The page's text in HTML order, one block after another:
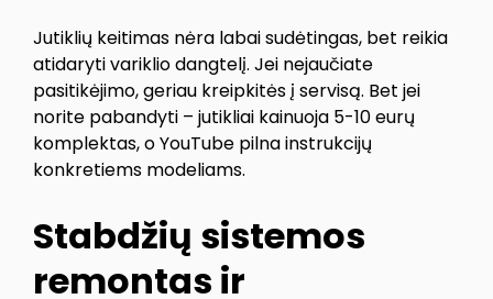
Jutiklių keitimas nėra labai sudėtingas, bet reikia
atidaryti variklio dangtelį. Jei nejaučiate
pasitikėjimo, geriau kreipkitės į servisą. Bet jei
norite pabandyti – jutikliai kainuoja 5-10 eurų
komplektas, o YouTube pilna instrukcijų
konkretiems modeliams.
Stabdžių sistemos
remontas ir